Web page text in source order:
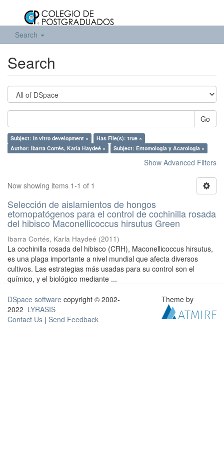
Search
Search
Go
Subject: In vitro development ×
Has File(s): true ×
Author: Ibarra Cortés, Karla Haydeé ×
Subject: Entomología y Acarología ×
Show Advanced Filters
Now showing items 1-1 of 1
Selección de aislamientos de hongos
etomopatógenos para el control de cochinilla rosada
del hibisco Maconellicoccus hirsutus Green
Ibarra Cortés, Karla Haydeé (2011)
La cochinilla rosada del hibisco (CRH), Maconellicoccus hirsutus,
es una plaga importante a nivel mundial que afecta diversos
cultivos. Las estrategias más usadas para su control son el
químico, y el biológico mediante ...
DSpace software copyright © 2002-
2022 LYRASIS
Contact Us | Send Feedback
Theme by